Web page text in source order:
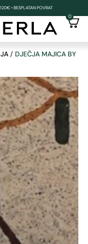
• BESPLATAN POVRAT
0
/ DJEČJA MAJICA BY